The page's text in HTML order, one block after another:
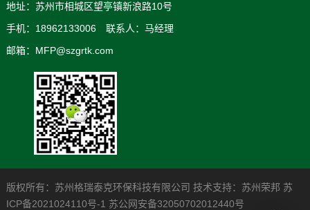
地址：苏州市相城区望亭镇新浪路10号
手机：18962133006 联系人：马经理
邮箱：MFP@szgrtk.com
版权所有：苏州格瑞泰克环保科技有限公司 技术支持： 苏州荣邦 苏
ICP备2021024110号-1 苏公网安备32050702012440号